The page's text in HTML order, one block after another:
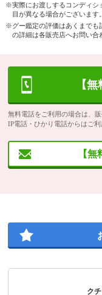
※実際にお渡しするコンディシ
目が異なる場合がございます。
※グー鑑定の評価はあくまでも
の詳細は各販売店へお問い合
【
無料電話をご利用の場合は、
IP電話・ひかり電話からはご利
【
ク